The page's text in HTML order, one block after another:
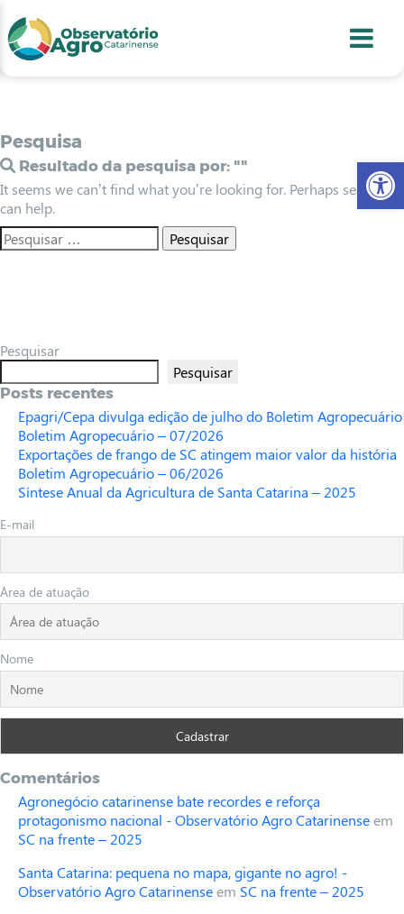
2
3
4
Pesquisa
Resultado da pesquisa por: ""
It seems we can’t find what you’re looking for. Perhaps searching
can help.
Pesquisar
Pesquisar
Posts recentes
Epagri/Cepa divulga edição de julho do Boletim Agropecuário
Boletim Agropecuário – 07/2026
Exportações de frango de SC atingem maior valor da história
Boletim Agropecuário – 06/2026
Síntese Anual da Agricultura de Santa Catarina – 2025
E-mail
Área de atuação
Nome
Comentários
Agronegócio catarinense bate recordes e reforça
protagonismo nacional - Observatório Agro Catarinenseem
SC na frente – 2025
Santa Catarina: pequena no mapa, gigante no agro! -
Observatório Agro Catarinenseem SC na frente – 2025